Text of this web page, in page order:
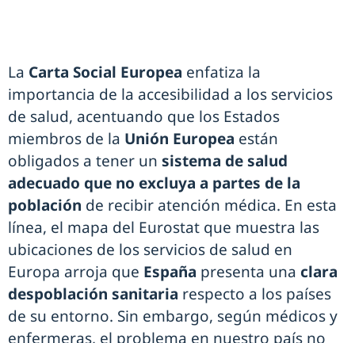
La Carta Social Europea enfatiza la
importancia de la accesibilidad a los servicios
de salud, acentuando que los Estados
miembros de la Unión Europea están
obligados a tener un sistema de salud
adecuado que no excluya a partes de la
población de recibir atención médica. En esta
línea, el mapa del Eurostat que muestra las
ubicaciones de los servicios de salud en
Europa arroja que España presenta una clara
despoblación sanitaria respecto a los países
de su entorno. Sin embargo, según médicos y
enfermeras, el problema en nuestro país no